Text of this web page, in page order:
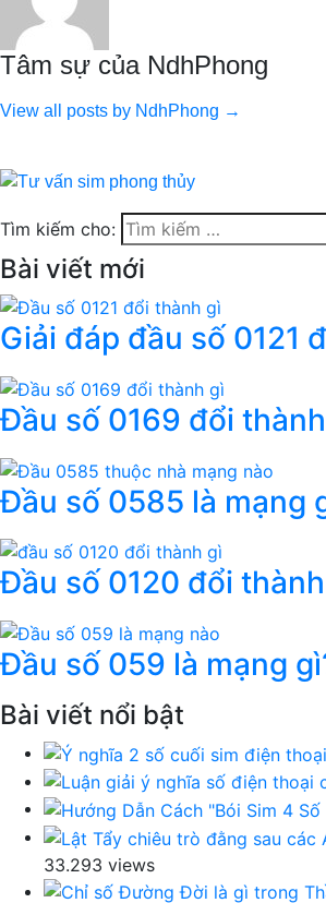
Tâm sự của NdhPhong
View all posts by NdhPhong →
Tìm kiếm cho:
Bài viết mới
Giải đáp đầu số 0121
Đầu số 0169 đổi
Đầu số 0585 là mạng
Đầu số 0120 đổi
Đầu số 059 là mạng
Bài viết nổi bật
33.293 views